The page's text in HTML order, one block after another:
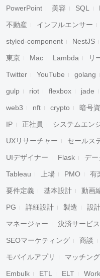
PowerPoint 美容 SQL
不動産 インフルエンサー
styled-component NestJS
東京 Mac Lambda リ
Twitter YouTube golang
gulp riot flexbox jade
web3 nft crypto 暗号
IP 正社員 システムエン
UXリサーチャー セールス
UIデザイナー Flask デー
Tableau 上場 PMO 有
要件定義 基本設計 動画
PG 詳細設計 製造 設
マネージャー 決済サービス
SEOマーケティング 商談
モバイルアプリ マッチン
Embulk ETL ELT